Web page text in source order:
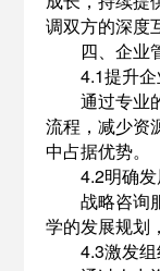
调双方的深度
四、企业管
4.1提升企
通过专业的
流程，减少资
中占据优势。
4.2明确发
战略咨询服
学的发展规划
4.3激发组